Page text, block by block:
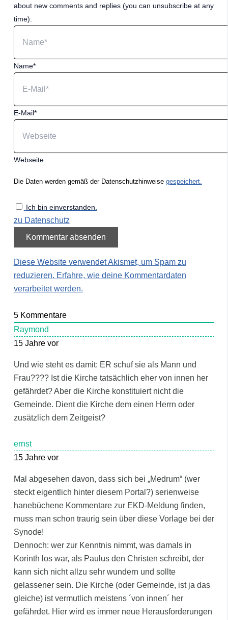
about new comments and replies (you can unsubscribe at any
time).
Name*
E-Mail*
Webseite
Die Daten werden gemäß der Datenschutzhinweise gespeichert.
Ich bin einverstanden.
zu Datenschutz
Diese Website verwendet Akismet, um Spam zu
reduzieren. Erfahre, wie deine Kommentardaten
verarbeitet werden.
5Kommentare
Raymond
15 Jahre vor
Und wie steht es damit: ER schuf sie als Mann und
Frau???? Ist die Kirche tatsächlich eher von innen her
gefährdet? Aber die Kirche konstituiert nicht die
Gemeinde. Dient die Kirche dem einen Herrn oder
zusätzlich dem Zeitgeist?
ernst
15 Jahre vor
Mal abgesehen davon, dass sich bei „Medrum“ (wer
steckt eigentlich hinter diesem Portal?) serienweise
hanebüchene Kommentare zur EKD-Meldung finden,
muss man schon traurig sein über diese Vorlage bei der
Synode!
Dennoch: wer zur Kenntnis nimmt, was damals in
Korinth los war, als Paulus den Christen schreibt, der
kann sich nicht allzu sehr wundern und sollte
gelassener sein. Die Kirche (oder Gemeinde, ist ja das
gleiche) ist vermutlich meistens ´von innen´ her
gefährdet. Hier wird es immer neue Herausforderungen